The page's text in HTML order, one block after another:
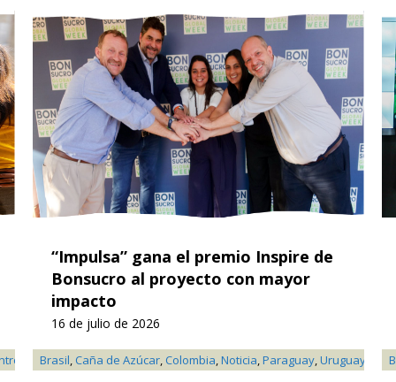
Brasil,Caña de Azúcar,Colombia,Noticia,Paraguay,Uruguay
“Impulsa” gana el premio Inspire de
Bonsucro al proyecto con mayor
impacto
16 de julio de 2026
,Colombia,Frutas,Ganadería,Oro,Palma,Paraguay,Perú